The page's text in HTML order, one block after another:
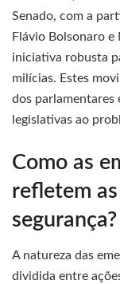
Senado, com a
Flávio Bolsonaro
iniciativa robusta
milícias. Estes
dos parlamentares
legislativas ao
Como as
refletem
segurança?
A natureza das
dividida entre